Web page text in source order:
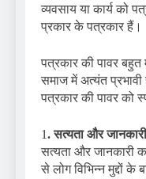
व्यवसाय या कार्य को
प्रकार के पत्रकार हैं।
पत्रकार की पावर बहुत
समाज में अत्यंत
पत्रकार की पावर को
1. सत्यता और
सत्यता और जानकारी
से लोग विभिन्न मुद्दों के